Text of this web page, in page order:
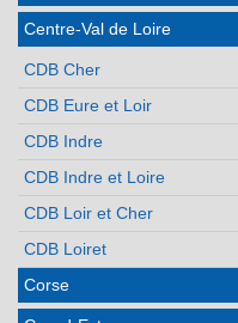
Centre-Val de Loire
CDB Cher
CDB Eure et Loir
CDB Indre
CDB Indre et Loire
CDB Loir et Cher
CDB Loiret
Corse